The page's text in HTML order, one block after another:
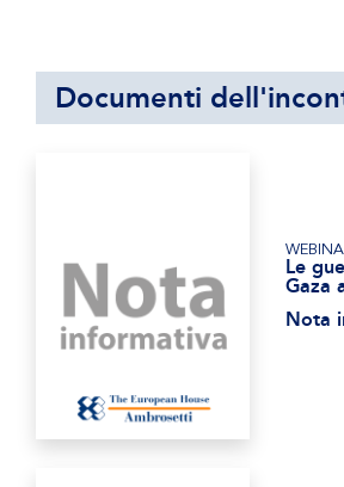
Documenti
Le
Gaza
Nota